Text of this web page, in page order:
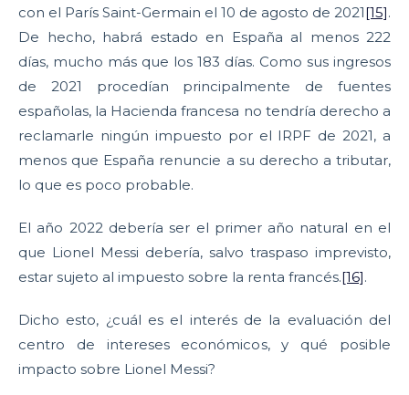
con el París Saint-Germain el 10 de agosto de 2021[15].
De hecho, habrá estado en España al menos 222
días, mucho más que los 183 días. Como sus ingresos
de 2021 procedían principalmente de fuentes
españolas, la Hacienda francesa no tendría derecho a
reclamarle ningún impuesto por el IRPF de 2021, a
menos que España renuncie a su derecho a tributar,
lo que es poco probable.
El año 2022 debería ser el primer año natural en el
que Lionel Messi debería, salvo traspaso imprevisto,
estar sujeto al impuesto sobre la renta francés.[16].
Dicho esto, ¿cuál es el interés de la evaluación del
centro de intereses económicos, y qué posible
impacto sobre Lionel Messi?